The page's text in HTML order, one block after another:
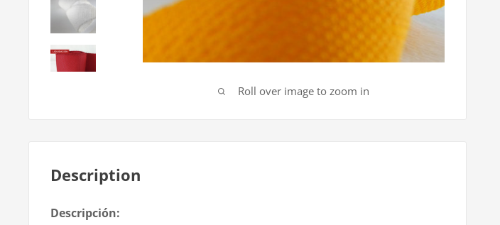
Roll over image to zoom in
Description
Descripción: